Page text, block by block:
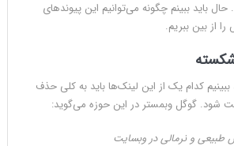
حال باید ببینم چگونه می‌توانیم این پیوندهای
از بین ببریم.
ببینیم کدام یک از این لینک‌ها باید به کلی حذف
شود. گوگل وبمستر در این حوزه می‌گوید:
بخش طبیعی و نرمالی در وبسایت